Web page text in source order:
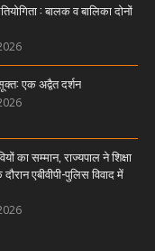
: बालक व बालिका दोनों
एक अद्वैत दर्शन
का सम्मान, राज्यपाल ने शिक्षा
एबीवीपी-पुलिस विवाद में